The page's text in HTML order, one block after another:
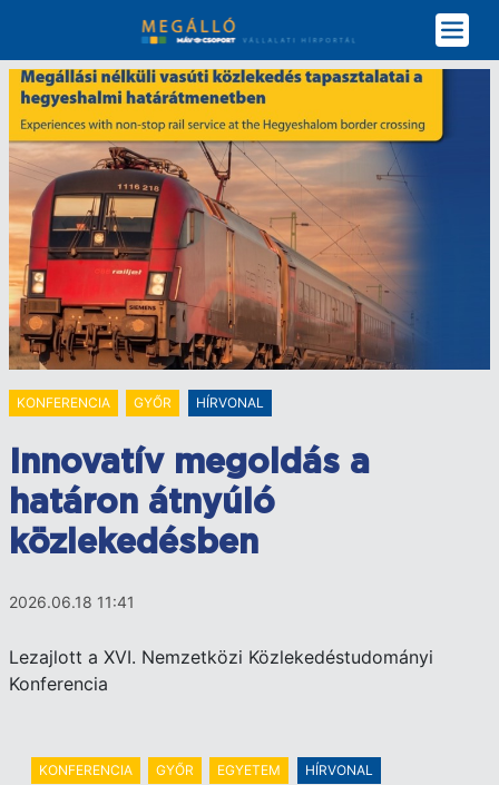
tartalomra
KONFERENCIA GYŐR HÍRVONAL
Innovatív megoldás a
határon átnyúló
közlekedésben
2026.06.18 11:41
Lezajlott a XVI. Nemzetközi Közlekedéstudományi
Konferencia
KONFERENCIA GYŐR EGYETEM HÍRVONAL